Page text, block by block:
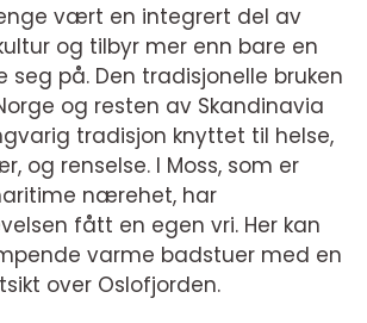
vært en integrert del av
og tilbyr mer enn bare en
på. Den tradisjonelle bruken
og resten av Skandinavia
tradisjon knyttet til helse,
og renselse. I Moss, som er
nærehet, har
fått en egen vri. Her kan
varme badstuer med en
over Oslofjorden.